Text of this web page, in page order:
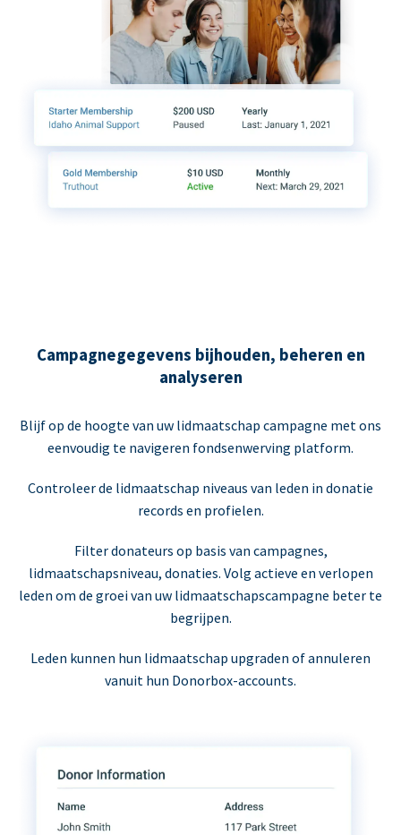
Campagnegegevens bijhouden, beheren en
analyseren
Blijf op de hoogte van uw lidmaatschap campagne met ons
eenvoudig te navigeren fondsenwerving platform.
Controleer de lidmaatschap niveaus van leden in donatie
records en profielen.
Filter donateurs op basis van campagnes,
lidmaatschapsniveau, donaties. Volg actieve en verlopen
leden om de groei van uw lidmaatschapscampagne beter te
begrijpen.
Leden kunnen hun lidmaatschap upgraden of annuleren
vanuit hun Donorbox-accounts.